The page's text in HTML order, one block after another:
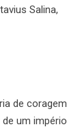
Salina,
de coragem
um império